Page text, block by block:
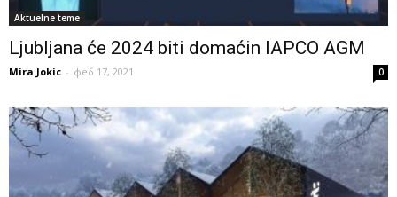
Aktuelne teme
Ljubljana će 2024 biti domaćin IAPCO AGM
Mira Jokic - феб 17, 2021 0